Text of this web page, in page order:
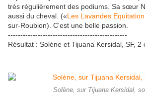
très régulièrement des podiums. Sa sœur
aussi du cheval. («Les Lavandes Equitation
sur-Roubion). C'est une belle passion.
------------------------------------------------
Résultat : Solène et Tijuana Kersidal, SF, 2
Solène, sur Tijuana Kersidal,